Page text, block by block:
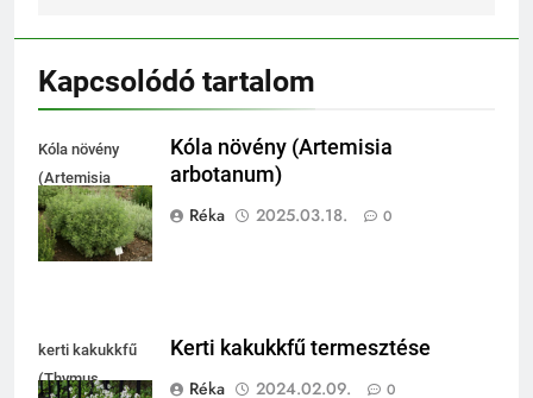
Kapcsolódó tartalom
Kóla növény
(Artemisia
arbotanum)
Kóla növény (Artemisia
arbotanum)
Réka
2025.03.18. 0
kerti kakukkfű
(Thymus
Kerti kakukkfű termesztése
Réka
2024.02.09. 0